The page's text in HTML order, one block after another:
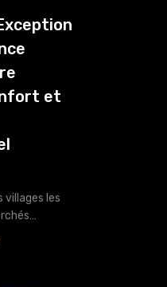
et
villages les